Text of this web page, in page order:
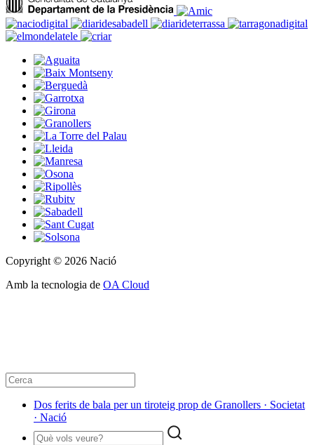
Copyright © 2026 Nació
Amb la tecnologia de OA Cloud
Dos ferits de bala per un tiroteig prop de Granollers · Societat
· Nació